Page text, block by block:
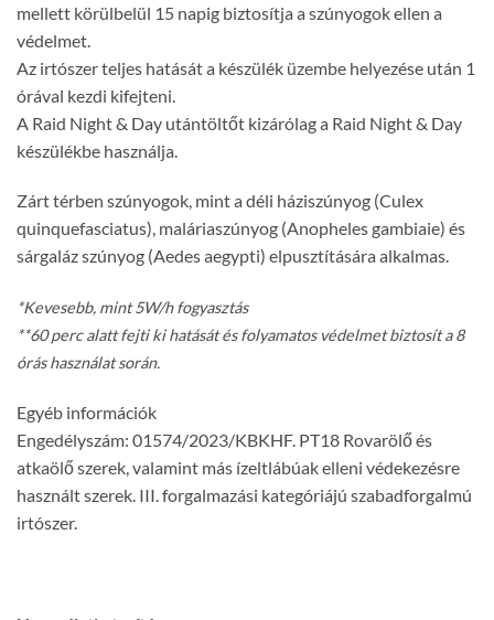
mellett körülbelül 15 napig biztosítja a szúnyogok ellen a
védelmet.
Az irtószer teljes hatását a készülék üzembe helyezése után 1
órával kezdi kifejteni.
A Raid Night & Day utántöltőt kizárólag a Raid Night & Day
készülékbe használja.
Zárt térben szúnyogok, mint a déli háziszúnyog (Culex
quinquefasciatus), maláriaszúnyog (Anopheles gambiaie) és
sárgaláz szúnyog (Aedes aegypti) elpusztítására alkalmas.
*Kevesebb, mint 5W/h fogyasztás
**60 perc alatt fejti ki hatását és folyamatos védelmet biztosít a 8
órás használat során.
Egyéb információk
Engedélyszám: 01574/2023/KBKHF. PT18 Rovarölő és
atkaölő szerek, valamint más ízeltlábúak elleni védekezésre
használt szerek. III. forgalmazási kategóriájú szabadforgalmú
irtószer.